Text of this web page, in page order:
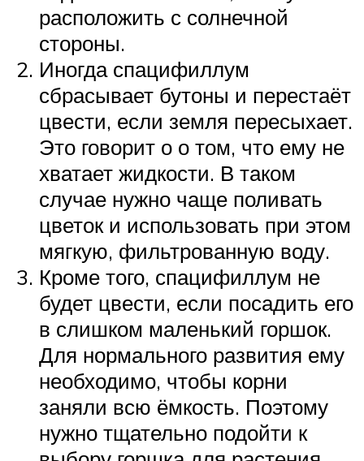
расположить с солнечной
стороны.
Иногда спацифиллум
сбрасывает бутоны и перестаёт
цвести, если земля пересыхает.
Это говорит о о том, что ему не
хватает жидкости. В таком
случае нужно чаще поливать
цветок и использовать при этом
мягкую, фильтрованную воду.
Кроме того, спацифиллум не
будет цвести, если посадить его
в слишком маленький горшок.
Для нормального развития ему
необходимо, чтобы корни
заняли всю ёмкость. Поэтому
нужно тщательно подойти к